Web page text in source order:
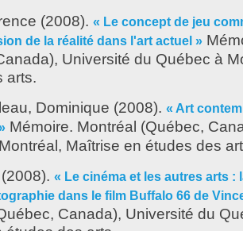
(2008). « Le concept de jeu
de la réalité dans l'art actuel »
Université du Québec à
arts.
Dominique (2008). « Art
Mémoire. Montréal (Québec,
Maîtrise en études des
(2008). « Le cinéma et les autres arts :
dans le film Buffalo 66 de
Canada), Université du